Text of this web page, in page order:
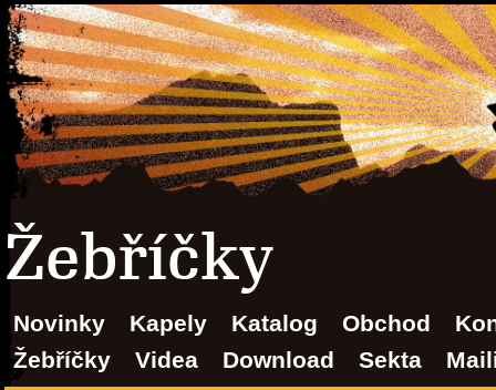
Žebříčky
Novinky Kapely Katalog Obchod
Žebříčky
Videa Download Sekta